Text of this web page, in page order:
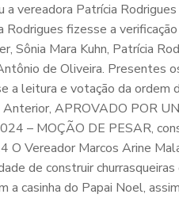
a vereadora Patrícia
Rodrigues fizesse a
Sônia Mara Kuhn, Patrícia
de Oliveira. Presentes
a leitura e votação da ordem
Anterior, APROVADO POR
– MOÇÃO DE PESAR,
O Vereador Marcos Arine
de construir
a casinha do Papai Noel,